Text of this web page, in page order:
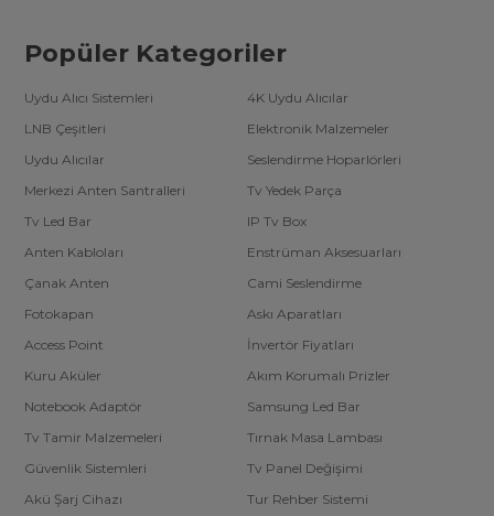
Popüler Kategoriler
Uydu Alıcı Sistemleri
4K Uydu Alıcılar
LNB Çeşitleri
Elektronik Malzemeler
Uydu Alıcılar
Seslendirme Hoparlörleri
Merkezi Anten Santralleri
Tv Yedek Parça
Tv Led Bar
IP Tv Box
Anten Kabloları
Enstrüman Aksesuarları
Çanak Anten
Cami Seslendirme
Fotokapan
Askı Aparatları
Access Point
İnvertör Fiyatları
Kuru Aküler
Akım Korumalı Prizler
Notebook Adaptör
Samsung Led Bar
Tv Tamir Malzemeleri
Tırnak Masa Lambası
Güvenlik Sistemleri
Tv Panel Değişimi
Akü Şarj Cihazı
Tur Rehber Sistemi